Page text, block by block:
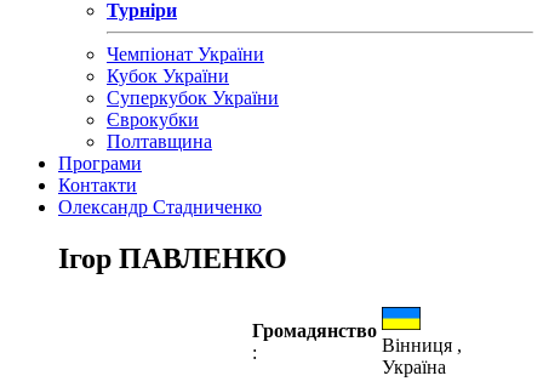
Турніри
Чемпіонат України
Кубок України
Суперкубок України
Єврокубки
Полтавщина
Програми
Контакти
Олександр Стадниченко
Ігор ПАВЛЕНКО
Громадянство
:
Вінниця ,
Україна